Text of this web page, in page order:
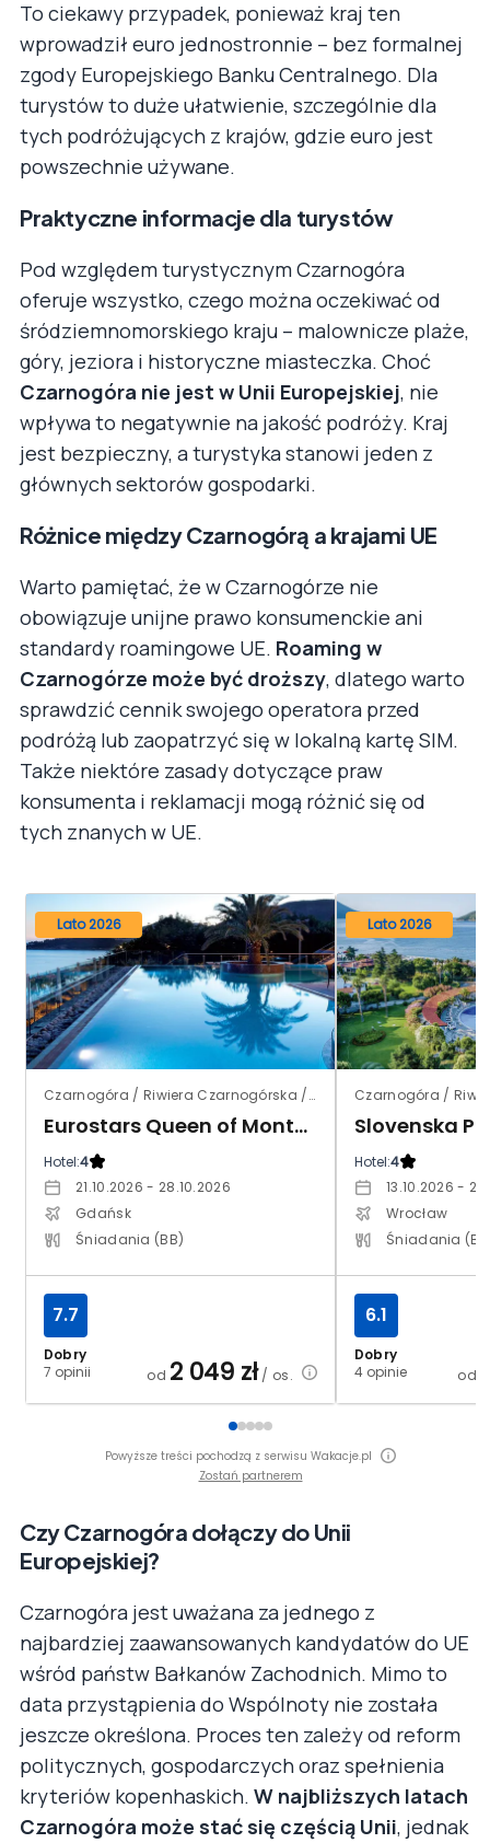
To ciekawy przypadek, ponieważ kraj ten
wprowadził euro jednostronnie – bez formalnej
zgody Europejskiego Banku Centralnego. Dla
turystów to duże ułatwienie, szczególnie dla
tych podróżujących z krajów, gdzie euro jest
powszechnie używane.
Praktyczne informacje dla turystów
Pod względem turystycznym Czarnogóra
oferuje wszystko, czego można oczekiwać od
śródziemnomorskiego kraju – malownicze plaże,
góry, jeziora i historyczne miasteczka. Choć
Czarnogóra nie jest w Unii Europejskiej, nie
wpływa to negatywnie na jakość podróży. Kraj
jest bezpieczny, a turystyka stanowi jeden z
głównych sektorów gospodarki.
Różnice między Czarnogórą a krajami UE
Warto pamiętać, że w Czarnogórze nie
obowiązuje unijne prawo konsumenckie ani
standardy roamingowe UE. Roaming w
Czarnogórze może być droższy, dlatego warto
sprawdzić cennik swojego operatora przed
podróżą lub zaopatrzyć się w lokalną kartę SIM.
Także niektóre zasady dotyczące praw
konsumenta i reklamacji mogą różnić się od
tych znanych w UE.
Lato 2026
Czarnogóra / Riwiera Czarnogórska / Becici
Eurostars Queen of Montenegro (ex. Falkensteiner Montenegro)
Hotel:4
21.10.2026 - 28.10.2026
Gdańsk
Śniadania (BB)
Dobry
7 opinii
7.7
od 2 049 zł/ os.
Lato 2026
Slovenska
Hotel:4
13.10.2026 -
Wrocław
Śniadania
Dobry
4 opinie
6.1
od
Powyższe treści pochodzą z serwisu Wakacje.pl
Zostań partnerem
Czy Czarnogóra dołączy do Unii
Europejskiej?
Czarnogóra jest uważana za jednego z
najbardziej zaawansowanych kandydatów do UE
wśród państw Bałkanów Zachodnich. Mimo to
data przystąpienia do Wspólnoty nie została
jeszcze określona. Proces ten zależy od reform
politycznych, gospodarczych oraz spełnienia
kryteriów kopenhaskich. W najbliższych latach
Czarnogóra może stać się częścią Unii, jednak